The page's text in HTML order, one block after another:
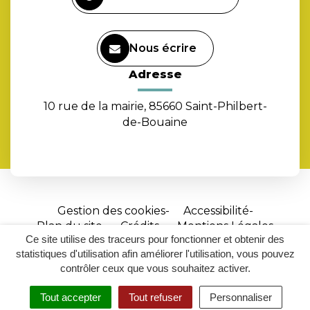
Ce site utilise des traceurs pour fonctionner et obtenir des
statistiques d'utilisation afin améliorer l'utilisation, vous pouvez
contrôler ceux que vous souhaitez activer.
Tout accepter Tout refuser Personnaliser
RECHERCHER
ACCESSIBILITÉ
Nous écrire
Adresse
10 rue de la mairie, 85660 Saint-Philbert-
de-Bouaine
Gestion des cookies
Accessibilité
Plan du site
Crédits
Mentions Légales
Site
réalisé
par
Inovagora